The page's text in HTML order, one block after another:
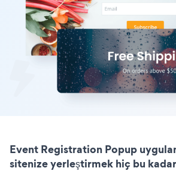
Event Registration Popup
sitenize yerleştirmek hiç bu